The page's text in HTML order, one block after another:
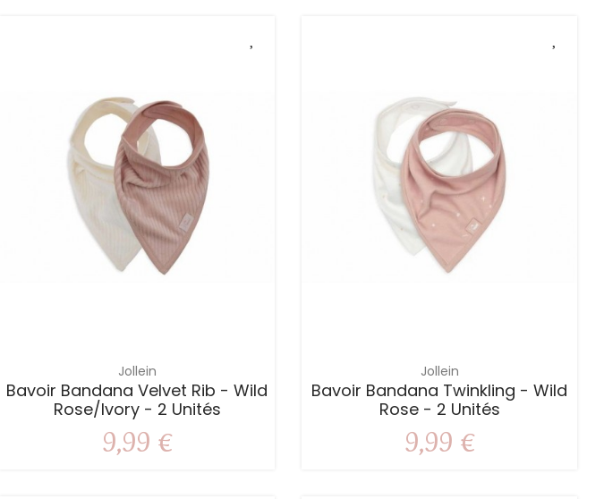
Jollein
Bavoir Bandana Velvet Rib - Wild
Rose/Ivory - 2 Unités
9,99 €
Jollein
Bavoir Bandana Twinkling - Wild
Rose - 2 Unités
9,99 €